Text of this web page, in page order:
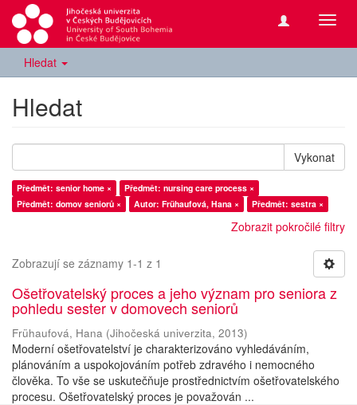
Hledat
Hledat
Vykonat
Předmět: senior home ×
Předmět: nursing care process ×
Předmět: domov seniorů ×
Autor: Frühaufová, Hana × Předmět: sestra ×
Zobrazit pokročilé filtry
Zobrazují se záznamy 1-1 z 1
Ošetřovatelský proces a jeho význam pro seniora z
pohledu sester v domovech seniorů
Frühaufová, Hana (Jihočeská univerzita, 2013)
Moderní ošetřovatelství je charakterizováno vyhledáváním,
plánováním a uspokojováním potřeb zdravého i nemocného
člověka. To vše se uskutečňuje prostřednictvím ošetřovatelského
procesu. Ošetřovatelský proces je považován ...